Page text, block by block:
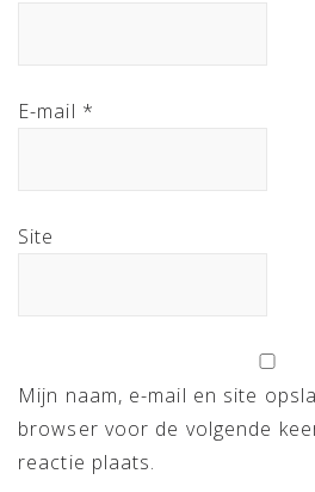
E-mail *
Site
Mijn naam, e-mail en site
browser voor de volgende
reactie plaats.